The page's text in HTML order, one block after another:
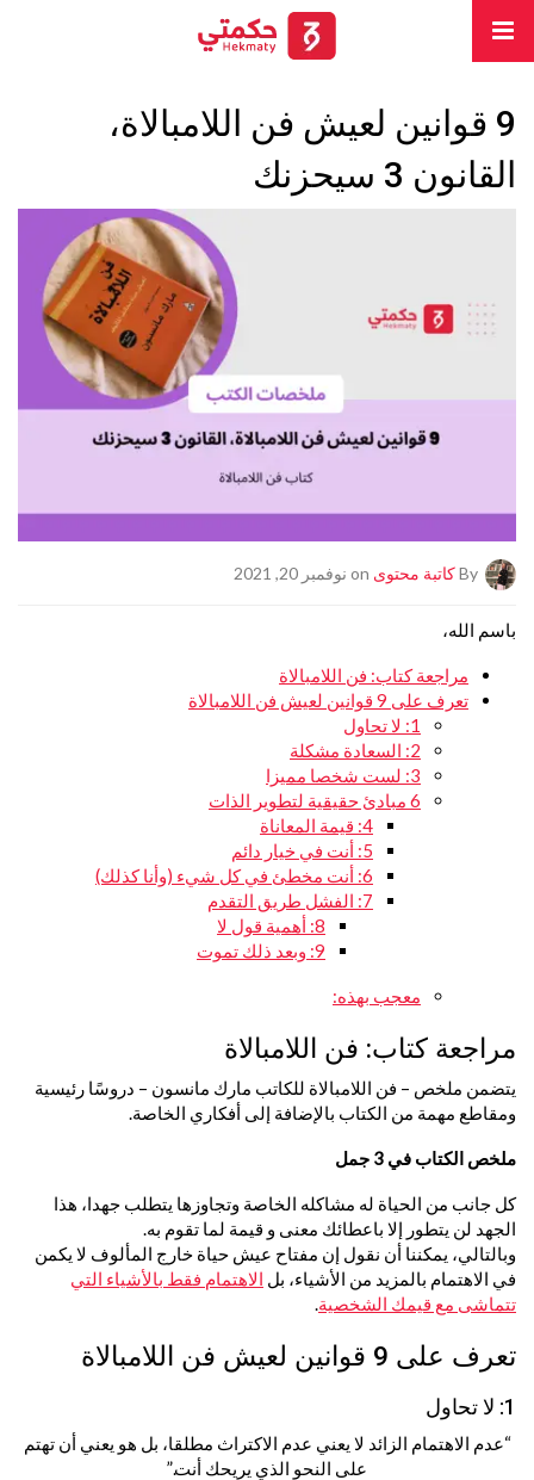
9 قوانين لعيش فن اللامبالاة،
القانون 3 سيحزنك
Byكاتبة محتوى
باسم الله،
مراجعة كتاب: فن اللامبالاة
تعرف على 9 قوانين لعيش فن اللامبالاة
1: لا تحاول
2: السعادة مشكلة
3: لست شخصا مميزا
6 مبادئ حقيقية لتطوير الذات
4: قيمة المعاناة
5: أنت في خيار دائم
6: أنت مخطئ في كل شيء (وأنا كذلك)
7: الفشل طريق التقدم
8: أهمية قول لا
9: وبعد ذلك تموت
معجب بهذه:
مراجعة كتاب: فن اللامبالاة
يتضمن ملخص – فن اللامبالاة للكاتب مارك مانسون – دروسًا رئيسية
ومقاطع مهمة من الكتاب بالإضافة إلى أفكاري الخاصة.
ملخص الكتاب في 3 جمل
كل جانب من الحياة له مشاكله الخاصة وتجاوزها يتطلب جهدا، هذا
الجهد لن يتطور إلا باعطائك معنى و قيمة لما تقوم به.
وبالتالي، يمكننا أن نقول إن مفتاح عيش حياة خارج المألوف لا يكمن
في الاهتمام بالمزيد من الأشياء، بل الاهتمام فقط بالأشياء التي
تتماشى مع قيمك الشخصية.
تعرف على 9 قوانين لعيش فن اللامبالاة
1: لا تحاول
“عدم الاهتمام الزائد لا يعني عدم الاكتراث مطلقا، بل هو يعني أن تهتم
على النحو الذي يريحك أنت.”